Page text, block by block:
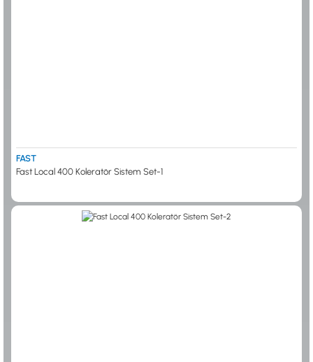
FAST
Fast Local 400 Koleratör Sistem Set-1